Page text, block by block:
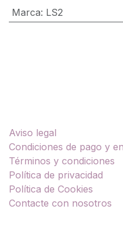
Marca: LS2
Aviso legal
Condiciones de pago y
Términos y condiciones
Política de privacidad
Política de Cookies
Contacte con nosotros